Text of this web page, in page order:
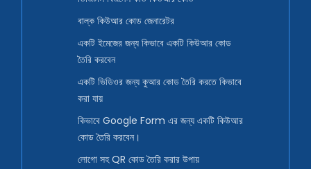
বাল্ক কিউআর কোড জেনারেটর
একটি ইমেজের জন্য কিভাবে একটি কিউআর কোড
তৈরি করবেন
একটি ভিডিওর জন্য কুআর কোড তৈরি করতে কিভাবে
করা যায়
কিভাবে Google Form এর জন্য একটি কিউআর
কোড তৈরি করবেন।
লোগো সহ QR কোড তৈরি করার উপায়